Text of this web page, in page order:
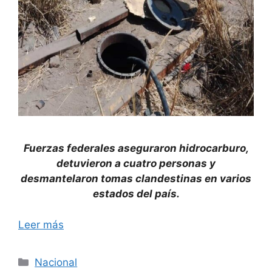
Fuerzas federales aseguraron hidrocarburo,
detuvieron a cuatro personas y
desmantelaron tomas clandestinas en varios
estados del país.
Leer más
Categorías
Nacional